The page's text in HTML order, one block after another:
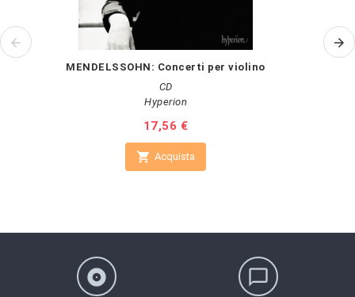
MENDELSSOHN: Concerti per violino
CD
Hyperion
Prezzo
17,56 €
 Acquista
album chat_bubble_outline